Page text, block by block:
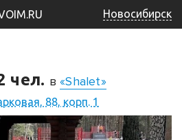
Новосибирск
чел. в«Shalet»
88, корп. 1